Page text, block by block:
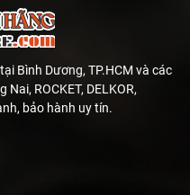
Bình Dương, TP.HCM và các
ROCKET, DELKOR,
bảo hành uy tín.